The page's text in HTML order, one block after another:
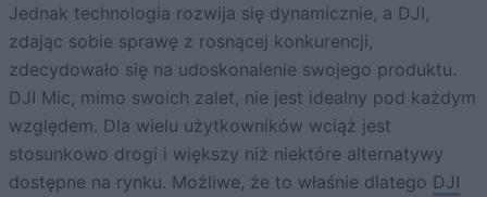
Jednak technologia rozwija się dynamicznie, a DJI,
zdając sobie sprawę z rosnącej konkurencji,
zdecydowało się na udoskonalenie swojego produktu.
DJI Mic, mimo swoich zalet, nie jest idealny pod każdym
względem. Dla wielu użytkowników wciąż jest
stosunkowo drogi i większy niż niektóre alternatywy
dostępne na rynku. Możliwe, że to właśnie dlatego DJI